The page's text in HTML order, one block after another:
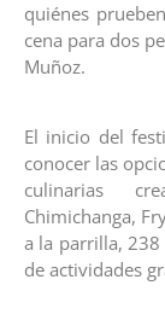
quiénes
cena para dos
Muñoz.
El inicio del
conocer las
culinarias
Chimichanga,
a la parrilla, 238
de actividades